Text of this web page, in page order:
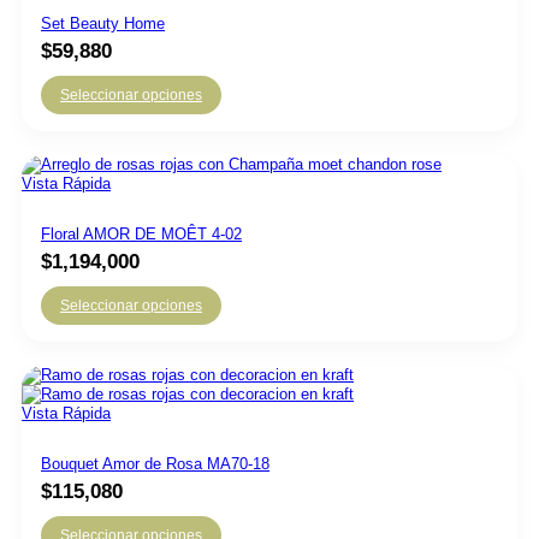
Set Beauty Home
$59,880
Seleccionar opciones
Vista Rápida
Floral AMOR DE MOÊT 4-02
$1,194,000
Seleccionar opciones
Vista Rápida
Bouquet Amor de Rosa MA70-18
$115,080
Seleccionar opciones